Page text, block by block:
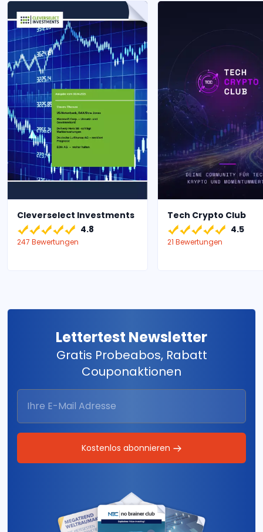
Cleverselect Investments
4.8
247 Bewertungen
Tech Crypto Club
4.5
21 Bewertungen
Lettertest Newsletter
Gratis Probeabos, Rabatt
Couponaktionen
Kostenlos abonnieren